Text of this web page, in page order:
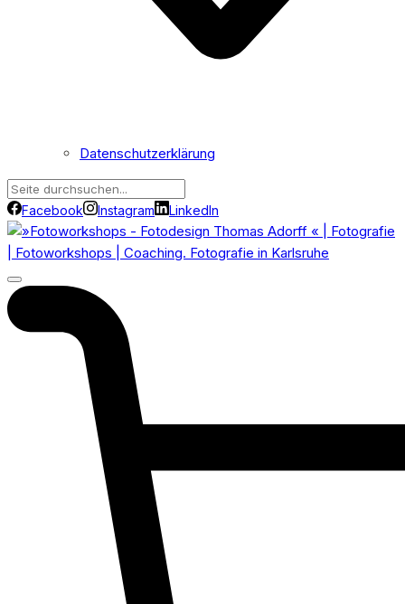
Datenschutzerklärung
Facebook Instagram LinkedIn